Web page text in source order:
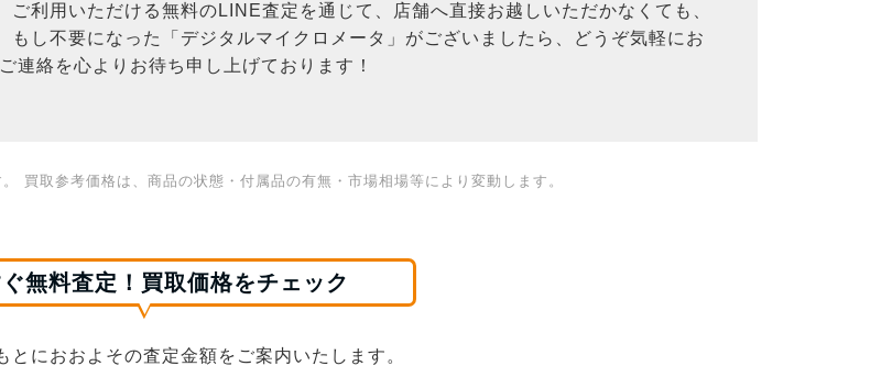
ご利用いただける無料のLINE査定を通じて、店舗へ直接お越しいただかなくても、
し不要になった「デジタルマイクロメータ」がございましたら、どうぞ気軽にお
連絡を心よりお待ち申し上げております！
買取参考価格は、商品の状態・付属品の有無・市場相場等により変動します。
無料査定！買取価格をチェック
とにおおよその査定金額をご案内いたします。